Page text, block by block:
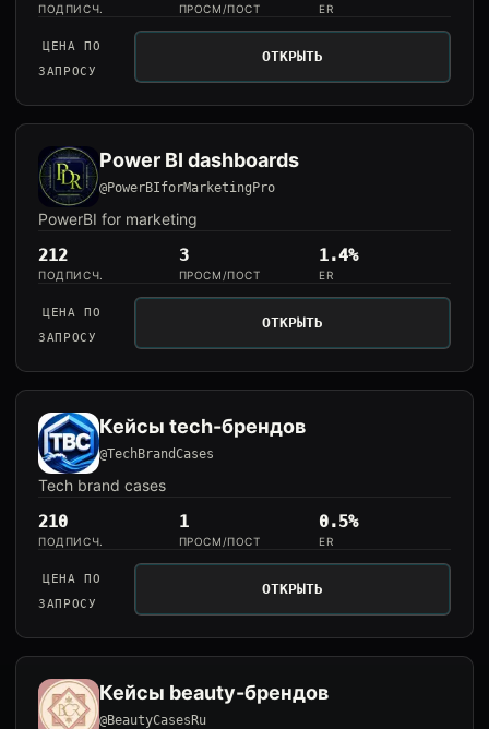
ПОДПИСЧ. ПРОСМ/ПОСТ ER
ЦЕНА ПО
ЗАПРОСУ
ОТКРЫТЬ
Power BI dashboards
@PowerBIforMarketingPro
PowerBI for marketing
212
ПОДПИСЧ.
3
ПРОСМ/ПОСТ
1.4%
ER
ЦЕНА ПО
ЗАПРОСУ
ОТКРЫТЬ
Кейсы tech-брендов
@TechBrandCases
Tech brand cases
210
ПОДПИСЧ.
1
ПРОСМ/ПОСТ
0.5%
ER
ЦЕНА ПО
ЗАПРОСУ
ОТКРЫТЬ
Кейсы beauty-брендов
@BeautyCasesRu